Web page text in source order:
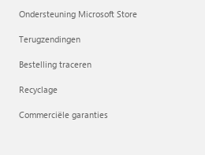
Ondersteuning Microsoft Store
Terugzendingen
Bestelling traceren
Recyclage
Commerciële garanties